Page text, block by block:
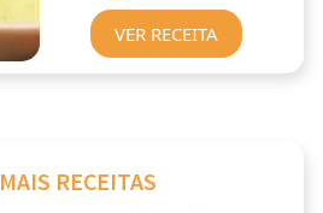
VER RECEITA
MAIS RECEITAS